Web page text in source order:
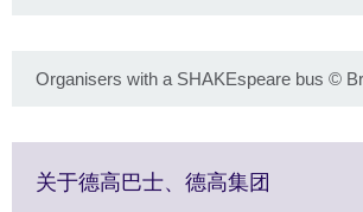
Organisers with a SHAKEspeare bus ©
关于德高巴士、德高集团